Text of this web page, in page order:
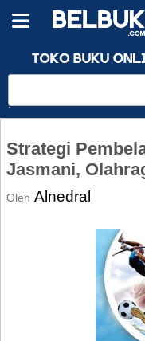
Strategi
Jasmani,
Oleh Alnedral